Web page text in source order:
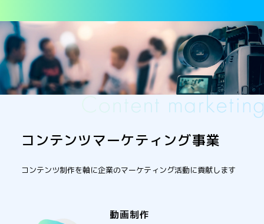
コンテンツマーケティング事業
コンテンツ制作を軸に企業のマーケティング活動に貢献します
動画制作